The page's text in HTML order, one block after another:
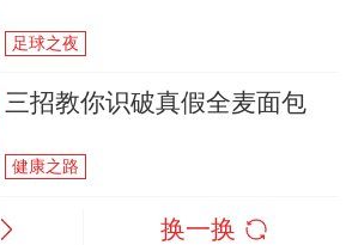
足球之夜
三招教你识破真假全麦面包
健康之路
换一换